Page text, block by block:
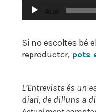
Reproductor
d'àudio00:00
Si no escoltes bé
reproductor, pots
L’Entrevista és un
diari, de dilluns a